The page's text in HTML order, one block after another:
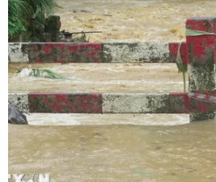
thần vì Hải Dương và vì cả
bùng phát đến nay, toàn bộ
của tỉnh đã vào cuộc rất
nhanh trước diễn biến của
chiến lược Bộ Y tế: truy vết
nhanh, phong tỏa gọn. Việc
SARS-CoV-2 nay đã tăng lên